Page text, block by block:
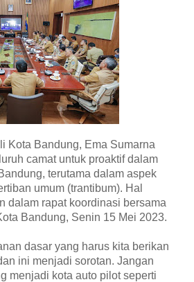
Kota Bandung, Ema Sumarna
camat untuk proaktif dalam
terutama dalam aspek
umum (trantibum). Hal
dalam rapat koordinasi bersama
Bandung, Senin 15 Mei 2023.
dasar yang harus kita berikan
ini menjadi sorotan. Jangan
menjadi kota auto pilot seperti